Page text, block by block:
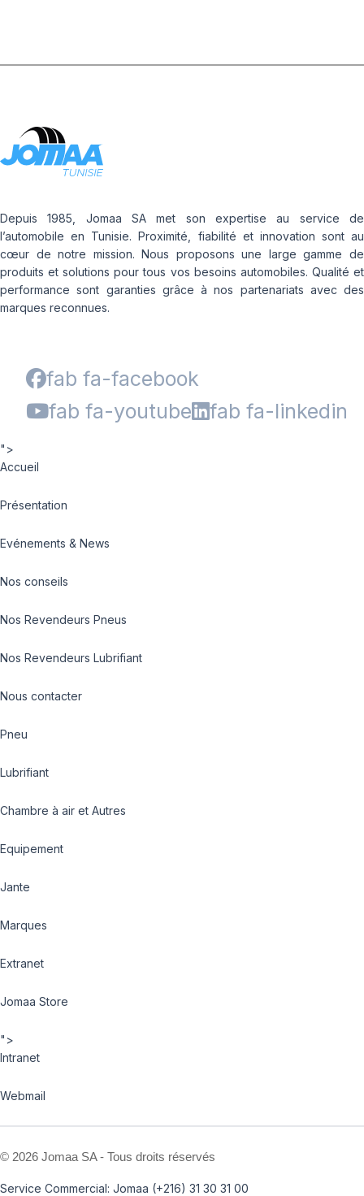
Depuis 1985, Jomaa SA met son expertise au service de
l’automobile en Tunisie. Proximité, fiabilité et innovation sont au
cœur de notre mission. Nous proposons une large gamme de
produits et solutions pour tous vos besoins automobiles. Qualité et
performance sont garanties grâce à nos partenariats avec des
marques reconnues.
fab fa-facebook
fab fa-youtube
fab fa-linkedin
">
Accueil
Présentation
Evénements & News
Nos conseils
Nos Revendeurs Pneus
Nos Revendeurs Lubrifiant
Nous contacter
Pneu
Lubrifiant
Chambre à air et Autres
Equipement
Jante
Marques
Extranet
Jomaa Store
">
Intranet
Webmail
© 2026 Jomaa SA - Tous droits réservés
Service Commercial: Jomaa (+216) 31 30 31 00